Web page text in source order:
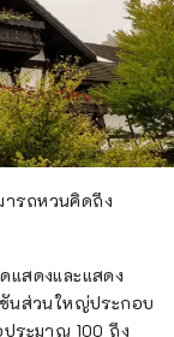
ารถหวนคิดถึง
แสดงและแสดง
นส่วนใหญ่ประกอบ
ประมาณ 100 ถึง